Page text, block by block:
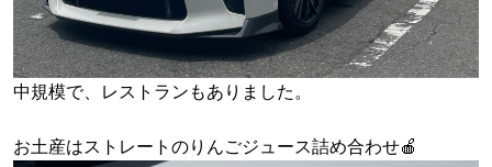
中規模で、レストランもありました。
お土産はストレートのりんごジュース詰め合わせ🍎